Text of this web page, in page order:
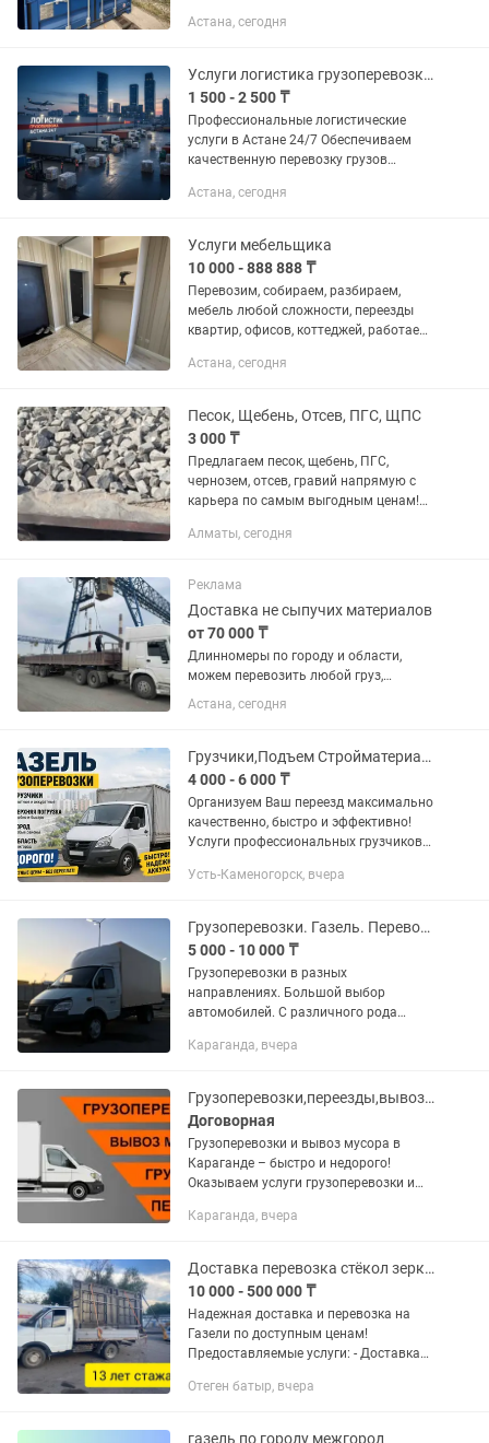
оплаты любая, оптовым покупателям
Астана, сегодня
Услуги логистика грузоперевозки Астана 24/7
1 500 - 2 500 ₸
Профессиональные логистические
услуги в Астане 24/7 Обеспечиваем
качественную перевозку грузов
поэтому работаем круглосуточно,
Астана, сегодня
Услуги мебельщика
10 000 - 888 888 ₸
Перевозим, собираем, разбираем,
мебель любой сложности, переезды
квартир, офисов, коттеджей, работаем
выходных Газель от 7000 Грузчики от
Астана, сегодня
Песок, Щебень, Отсев, ПГС, ЩПС
3 000 ₸
Предлагаем песок, щебень, ПГС,
чернозем, отсев, гравий напрямую с
карьера по самым выгодным ценам!
и с застройщиками. Доставим любой
Алматы, сегодня
Реклама
Доставка не сыпучих материалов
от 70 000 ₸
Длинномеры по городу и области,
можем перевозить любой груз,
возможно не габарит
Астана, сегодня
Грузчики,Подъем Стройматериалов,Вывоз строй-мусора, Газель с грузчиками
4 000 - 6 000 ₸
Организуем Ваш переезд максимально
качественно, быстро и эффективно!
Услуги профессиональных грузчиков
4000 в час Газель по городу От 6000 в
Усть-Каменогорск, вчера
Грузоперевозки. Газель. Перевозка. Доставка. Грузовое такси. ГрузоТакси
5 000 - 10 000 ₸
Грузоперевозки в разных
направлениях. Большой выбор
автомобилей. С различного рода
Предоставляем выгодные условия
Перевозка, доставка грузов...
Караганда, вчера
Грузоперевозки,переезды,вывоз мусора
Договорная
Грузоперевозки и вывоз мусора в
Караганде – быстро и недорого!
Оказываем услуги грузоперевозки и
области. Работаем оперативно,
Выезд в...
Караганда, вчера
Доставка перевозка стёкол зеркало ПВХ ДСП ДВП забор, ворота
10 000 - 500 000 ₸
Надежная доставка и перевозка на
Газели по доступным ценам!
Предоставляемые услуги: - Доставка
и евроокна) по выгодным ценам.
Отеген батыр, вчера
газель по городу межгород